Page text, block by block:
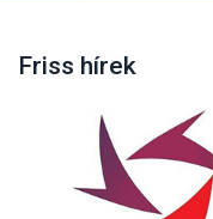
Friss hírek